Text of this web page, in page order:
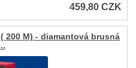
459,80CZK
200 M) - diamantová brusná